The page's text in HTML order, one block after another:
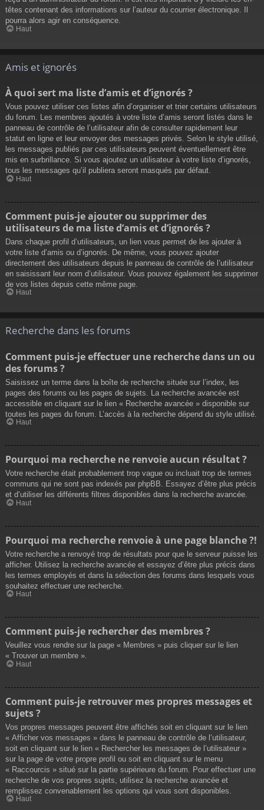
têtes contenant des informations sur l’auteur du courrier électronique. Il
pourra alors agir en conséquence.
Haut
Amis et ignorés
À quoi sert ma liste d’amis et d’ignorés ?
Vous pouvez utiliser ces listes afin d’organiser et trier certains utilisateurs
du forum. Les membres ajoutés à votre liste d’amis seront listés dans le
panneau de contrôle de l’utilisateur afin de consulter rapidement leur
statut en ligne et leur envoyer des messages privés. Selon le style utilisé,
les messages publiés par ces utilisateurs peuvent éventuellement être
mis en surbrillance. Si vous ajoutez un utilisateur à votre liste d’ignorés,
tous les messages qu’il publiera seront masqués par défaut.
Haut
Comment puis-je ajouter ou supprimer des
utilisateurs de ma liste d’amis et d’ignorés ?
Dans chaque profil d’utilisateurs, un lien vous permet de les ajouter à
votre liste d’amis ou d’ignorés. De même, vous pouvez ajouter
directement des utilisateurs depuis le panneau de contrôle de l’utilisateur
en saisissant leur nom d’utilisateur. Vous pouvez également les supprimer
de vos listes depuis cette même page.
Haut
Recherche dans les forums
Comment puis-je effectuer une recherche dans un ou
des forums ?
Saisissez un terme dans la boîte de recherche située sur l’index, les
pages des forums ou les pages de sujets. La recherche avancée est
accessible en cliquant sur le lien « Recherche avancée » disponible sur
toutes les pages du forum. L’accès à la recherche dépend du style utilisé.
Haut
Pourquoi ma recherche ne renvoie aucun résultat ?
Votre recherche était probablement trop vague ou incluait trop de termes
communs qui ne sont pas indexés par phpBB. Essayez d’être plus précis
et d’utiliser les différents filtres disponibles dans la recherche avancée.
Haut
Pourquoi ma recherche renvoie à une page blanche ?!
Votre recherche a renvoyé trop de résultats pour que le serveur puisse les
afficher. Utilisez la recherche avancée et essayez d’être plus précis dans
les termes employés et dans la sélection des forums dans lesquels vous
souhaitez effectuer une recherche.
Haut
Comment puis-je rechercher des membres ?
Veuillez vous rendre sur la page « Membres » puis cliquer sur le lien
« Trouver un membre ».
Haut
Comment puis-je retrouver mes propres messages et
sujets ?
Vos propres messages peuvent être affichés soit en cliquant sur le lien
« Afficher vos messages » dans le panneau de contrôle de l’utilisateur,
soit en cliquant sur le lien « Rechercher les messages de l’utilisateur »
sur la page de votre propre profil ou soit en cliquant sur le menu
« Raccourcis » situé sur la partie supérieure du forum. Pour effectuer une
recherche de vos propres sujets, utilisez la recherche avancée et
remplissez convenablement les options qui vous sont disponibles.
Haut